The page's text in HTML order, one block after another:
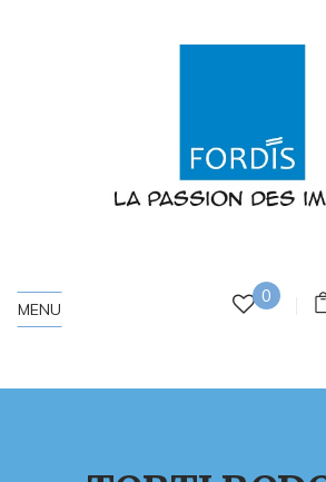
0
MENU